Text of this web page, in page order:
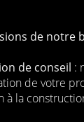
de notre
de conseil :
de votre
à la